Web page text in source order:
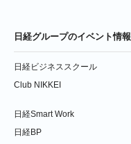
日経グループのイベント情報
日経ビジネススクール
Club NIKKEI
日経Smart Work
日経BP